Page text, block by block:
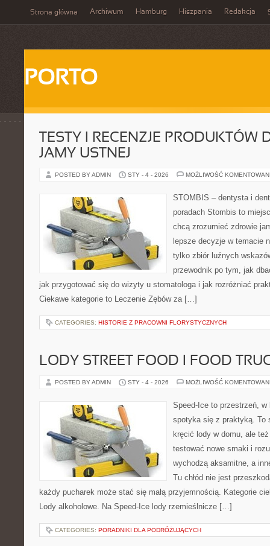
Strona główna Archiwum Hamburg Hiszpania Redakcja
PORTO
TESTY I RECENZJE PRODUKTÓW
JAMY USTNEJ
POSTED BY ADMIN STY - 4 - 2026 MOŻLIWOŚĆ
STOMBIS – dentysta i
poradach Stombis to
chcą zrozumieć zdrowie
lepsze decyzje w temacie
tylko zbiór luźnych
przewodnik po tym, jak
jak przygotować się do wizyty u stomatologa i jak rozróżniać
Ciekawe kategorie to Leczenie Zębów za […]
CATEGORIES: HISTORIE Z PRACOWNI FLORYSTYCZNYCH
LODY STREET FOOD I FOOD
POSTED BY ADMIN STY - 4 - 2026 MOŻLIWOŚĆ
Speed-Ice to przestrzeń, w
spotyka się z praktyką. To
kręcić lody w domu, ale
testować nowe smaki i
wychodzą aksamitne, a
Tu chłód nie jest
każdy pucharek może stać się małą przyjemnością. Kategorie
Lody alkoholowe. Na Speed-Ice lody rzemieślnicze […]
CATEGORIES: PORADNIKI DLA PODRÓŻUJĄCYCH